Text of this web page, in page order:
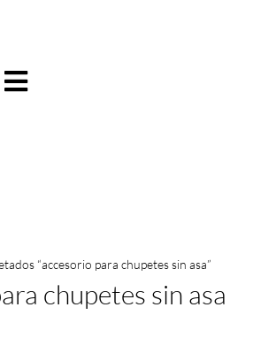
“accesorio para chupetes sin asa”
chupetes sin asa